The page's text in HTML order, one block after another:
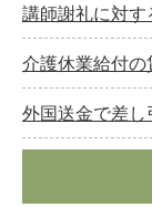
講師謝礼に対す
介護休業給付の
外国送金で差